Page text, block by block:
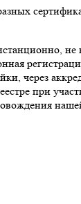
не
через
при